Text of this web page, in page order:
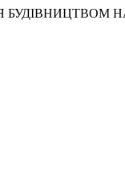
БУДІВНИЦТВОМ